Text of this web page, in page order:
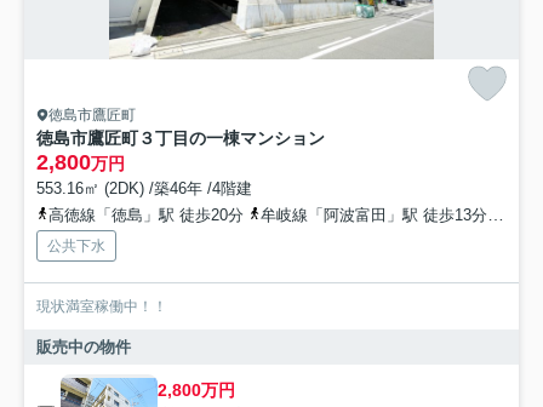
徳島市鷹匠町
徳島市鷹匠町３丁目の一棟マンション
2,800万円
553.16㎡ (2DK) /築46年 /4階建
高徳線「徳島」駅 徒歩20分
牟岐線「阿波富田」駅 徒歩13分
公共下水
現状満室稼働中！！
販売中の物件
2,800万円